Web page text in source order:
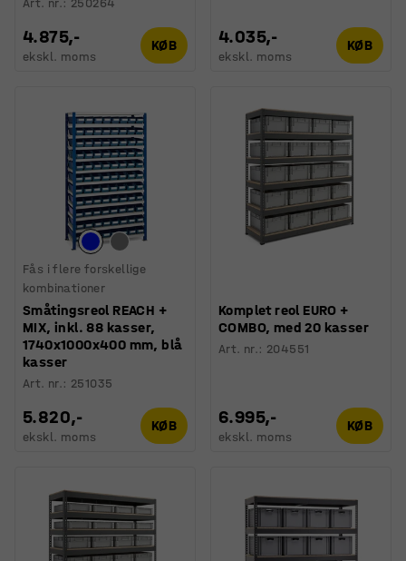
4.875,-
ekskl. moms
KØB 4.035,-
ekskl. moms
KØB
Fås i flere forskellige
kombinationer
Småtingsreol REACH +
MIX, inkl. 88 kasser,
1740x1000x400 mm, blå
kasser
Art. nr.: 251035
5.820,-
ekskl. moms
KØB
Komplet reol EURO +
COMBO, med 20 kasser
Art. nr.: 204551
6.995,-
ekskl. moms
KØB